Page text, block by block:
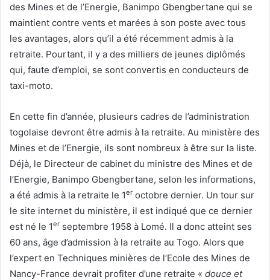
des Mines et de l’Energie, Banimpo Gbengbertane qui se
maintient contre vents et marées à son poste avec tous
les avantages, alors qu’il a été récemment admis à la
retraite. Pourtant, il y a des milliers de jeunes diplômés
qui, faute d’emploi, se sont convertis en conducteurs de
taxi-moto.
En cette fin d’année, plusieurs cadres de l’administration
togolaise devront être admis à la retraite. Au ministère des
Mines et de l’Energie, ils sont nombreux à être sur la liste.
Déjà, le Directeur de cabinet du ministre des Mines et de
l’Energie, Banimpo Gbengbertane, selon les informations,
a été admis à la retraite le 1er octobre dernier. Un tour sur
le site internet du ministère, il est indiqué que ce dernier
est né le 1er septembre 1958 à Lomé. Il a donc atteint ses
60 ans, âge d’admission à la retraite au Togo. Alors que
l’expert en Techniques minières de l’Ecole des Mines de
Nancy-France devrait profiter d’une retraite « douce et